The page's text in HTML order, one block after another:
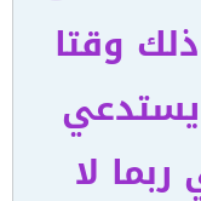
وقتا
يستدعي
لا